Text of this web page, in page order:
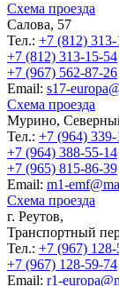
Схема проезда
Салова, 57
Тел.: +7 (812) 313-
+7 (812) 313-15-54
+7 (967) 562-87-26
Еmail: s17-
Схема проезда
Мурино,
Тел.: +7 (964)
+7 (964) 388-55-14
+7 (965) 815-86-39
Еmail: m1-
Схема проезда
г. Реутов,
Транспортный
Тел.: +7 (967)
+7 (967) 128-59-74
Еmail: r1-